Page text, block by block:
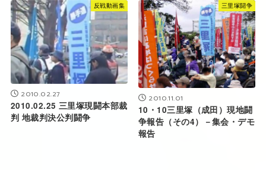
反戦動画集
2010.02.27
2010.02.25 三里塚現闘本部裁
判 地裁判決公判闘争
三里塚闘争
2010.11.01
10・10三里塚（成田）現地闘
争報告（その4）－集会・デモ
報告